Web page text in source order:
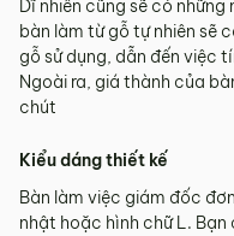
Dĩ nhiên cũng sẽ có những
bàn làm từ gỗ tự nhiên sẽ
gỗ sử dụng, dẫn đến việc
Ngoài ra, giá thành của
chút
Kiểu dáng thiết kế
Bàn làm việc giám đốc
nhật hoặc hình chữ L.